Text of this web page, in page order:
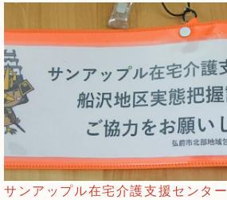
サンアップル在宅介護支援センター